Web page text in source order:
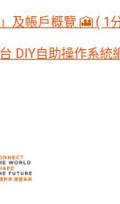
及帳戶概覽 🎦 ( 1
DIY自助操作系統